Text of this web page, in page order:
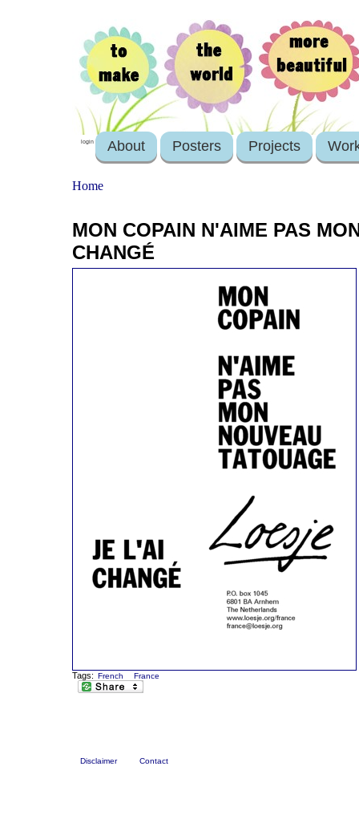
login About Posters Projects
Home
MON COPAIN N'AIME PAS
CHANGÉ
Tags: French France
Disclaimer Contact